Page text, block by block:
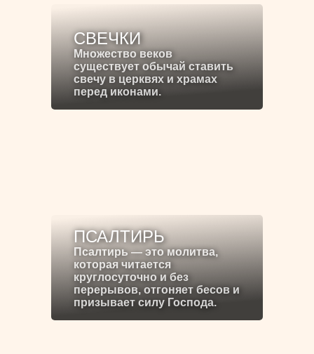
СВЕЧКИ
Множество веков
существует обычай ставить
свечу в церквях и храмах
перед иконами.
ПСАЛТИРЬ
Псалтирь — это молитва,
которая читается
круглосуточно и без
перерывов, отгоняет бесов и
призывает силу Господа.